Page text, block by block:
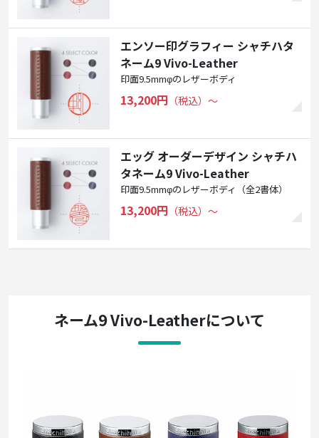
エンソー印グラフィー シャチハタ
ネーム9 Vivo-Leather
印面9.5mmφのレザーボディ
13,200円 （税込）〜
エッグ オーダーデザイン シャチハ
タネーム9 Vivo-Leather
印面9.5mmφのレザーボディ（全2書体）
13,200円 （税込）〜
ネーム9 Vivo-Leatherについて